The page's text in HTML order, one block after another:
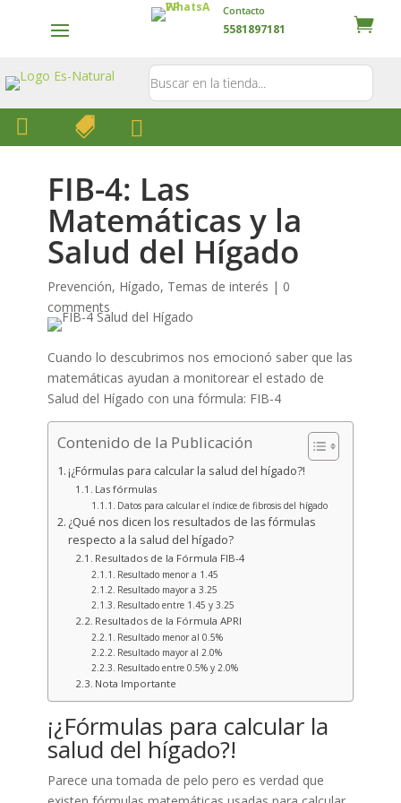
Contacto
5581897181
  
FIB-4: Las
Matemáticas y la
Salud del Hígado
Prevención, Hígado, Temas de interés | 0
comments
Cuando lo descubrimos nos emocionó saber que las
matemáticas ayudan a monitorear el estado de
Salud del Hígado con una fórmula: FIB-4
Contenido de la Publicación
¡¿Fórmulas para calcular la salud del hígado?!
Las fórmulas
Datos para calcular el índice de fibrosis del hígado
¿Qué nos dicen los resultados de las fórmulas
respecto a la salud del hígado?
Resultados de la Fórmula FIB-4
Resultado menor a 1.45
Resultado mayor a 3.25
Resultado entre 1.45 y 3.25
Resultados de la Fórmula APRI
Resultado menor al 0.5%
Resultado mayor al 2.0%
Resultado entre 0.5% y 2.0%
Nota Importante
¡¿Fórmulas para calcular la
salud del hígado?!
Parece una tomada de pelo pero es verdad que